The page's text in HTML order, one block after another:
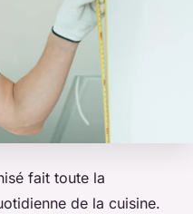
fait toute la
de la cuisine.